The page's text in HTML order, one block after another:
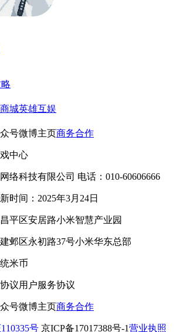
城英雄互娱
号微博主页商务合作
中心
络科技有限公司 电话：010-60606666
时间：2025年3月24日
平区安居路小米智慧产业园
邺区永初路37号小米华东总部
米币
议用户服务协议
号微博主页商务合作
号 京ICP备17017388号-1营业执照